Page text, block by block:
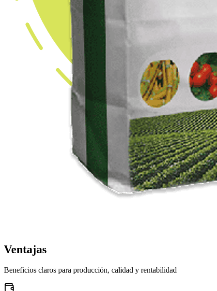
Ventajas
Beneficios claros para producción, calidad y rentabilidad